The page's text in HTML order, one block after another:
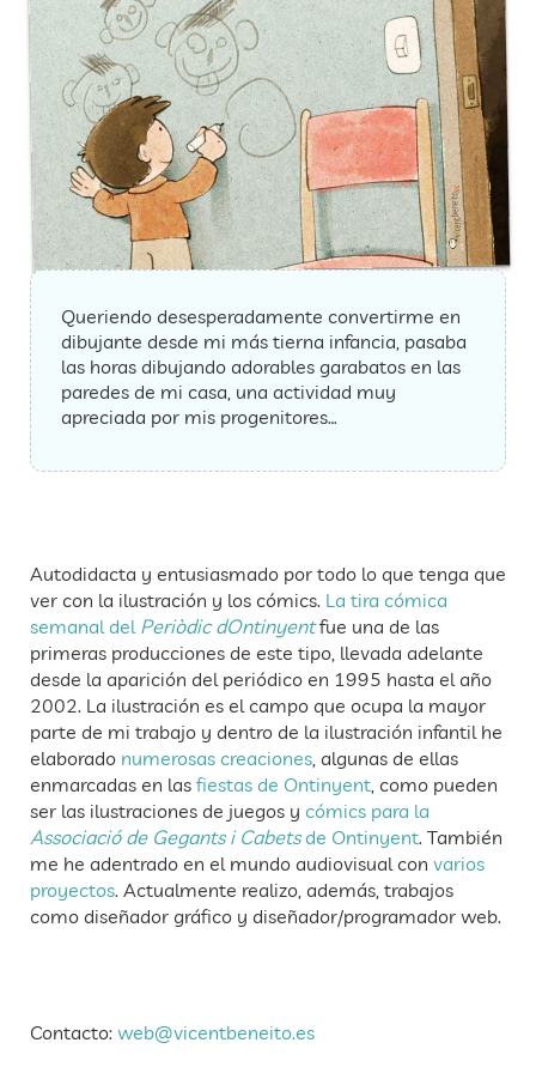
Queriendo desesperadamente convertirme en
dibujante desde mi más tierna infancia, pasaba
las horas dibujando adorables garabatos en las
paredes de mi casa, una actividad muy
apreciada por mis progenitores…
Autodidacta y entusiasmado por todo lo que tenga que
ver con la ilustración y los cómics. La tira cómica
semanal del Periòdic dOntinyentfue una de las
primeras producciones de este tipo, llevada adelante
desde la aparición del periódico en 1995 hasta el año
2002. La ilustración es el campo que ocupa la mayor
parte de mi trabajo y dentro de la ilustración infantil he
elaborado numerosas creaciones, algunas de ellas
enmarcadas en las fiestas de Ontinyent, como pueden
ser las ilustraciones de juegos y cómics para la
Associació de Gegants i Cabetsde Ontinyent. También
me he adentrado en el mundo audiovisual con varios
proyectos. Actualmente realizo, además, trabajos
como diseñador gráfico y diseñador/programador web.
Contacto: web@vicentbeneito.es